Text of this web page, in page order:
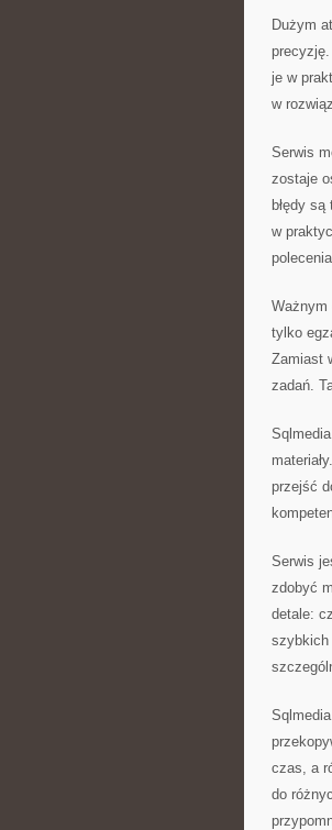
Dużym
precyzję.
je w
w
Serwis
zostaje
błędy
w
Ważnym
tylko
Zamiast
zadań.
przejść
Serwis
zdobyć
detale:
szybkich
czas, a
do